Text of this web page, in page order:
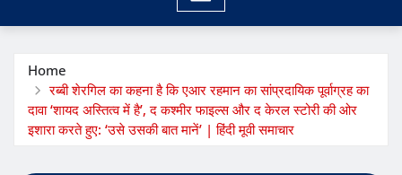
Home
रब्बी शेरगिल का कहना है कि एआर रहमान का सांप्रदायिक पूर्वाग्रह का
दावा ‘शायद अस्तित्व में है’, द कश्मीर फाइल्स और द केरल स्टोरी की ओर
इशारा करते हुए: ‘उसे उसकी बात मानें’ | हिंदी मूवी समाचार